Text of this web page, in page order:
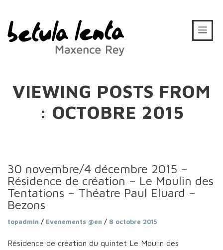
VIEWING POSTS FROM
: OCTOBRE 2015
30 novembre/4 décembre 2015 –
Résidence de création – Le Moulin des
Tentations – Théatre Paul Eluard –
Bezons
topadmin / Evenements @en / 8 octobre 2015
Résidence de création du quintet Le Moulin des